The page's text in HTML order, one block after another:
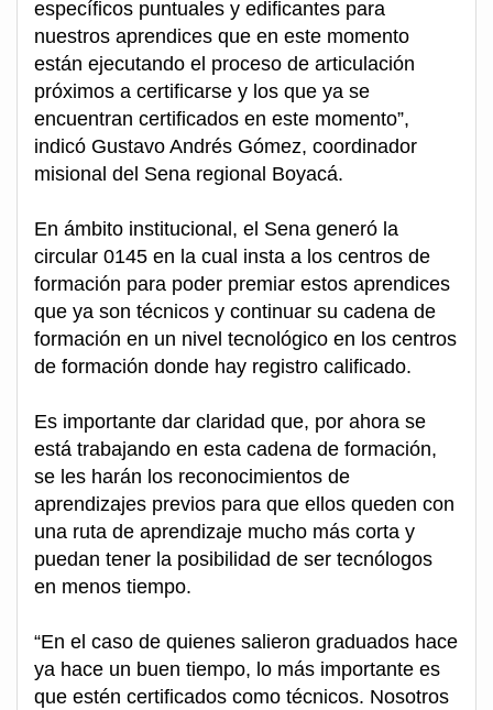
específicos puntuales y edificantes para
nuestros aprendices que en este momento
están ejecutando el proceso de articulación
próximos a certificarse y los que ya se
encuentran certificados en este momento”,
indicó Gustavo Andrés Gómez, coordinador
misional del Sena regional Boyacá.
En ámbito institucional, el Sena generó la
circular 0145 en la cual insta a los centros de
formación para poder premiar estos aprendices
que ya son técnicos y continuar su cadena de
formación en un nivel tecnológico en los centros
de formación donde hay registro calificado.
Es importante dar claridad que, por ahora se
está trabajando en esta cadena de formación,
se les harán los reconocimientos de
aprendizajes previos para que ellos queden con
una ruta de aprendizaje mucho más corta y
puedan tener la posibilidad de ser tecnólogos
en menos tiempo.
“En el caso de quienes salieron graduados hace
ya hace un buen tiempo, lo más importante es
que estén certificados como técnicos. Nosotros